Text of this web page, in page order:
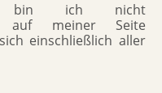
bin ich nicht
auf meiner Seite
einschließlich aller